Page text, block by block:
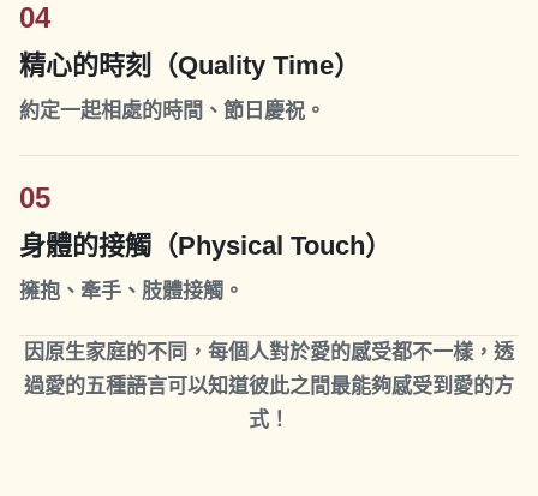
04
精心的時刻（Quality Time）
約定一起相處的時間、節日慶祝。
05
身體的接觸（Physical Touch）
擁抱、牽手、肢體接觸。
因原生家庭的不同，每個人對於愛的感受都不一樣，透
過愛的五種語言可以知道彼此之間最能夠感受到愛的方
式！